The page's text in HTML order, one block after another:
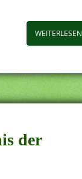
WEITERLESEN
der